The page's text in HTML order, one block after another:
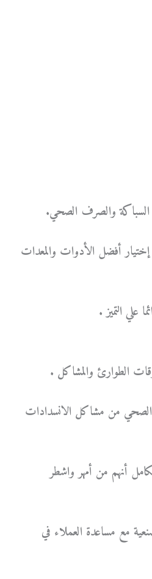
السباكة والصرف الصحي.
أفضل الأدوات والمعدات
التميز .
الطوارئ والمشاكل .
الصحي من مشاكل الانسدادات
أنهم من أمهر واشطر
مع مساعدة العملاء في